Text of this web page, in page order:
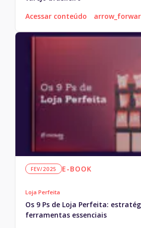
Acessar conteúdo
FEV/2025 E-BOOK
Loja Perfeita
Os 9 Ps de Loja Perfeita:
ferramentas essenciais